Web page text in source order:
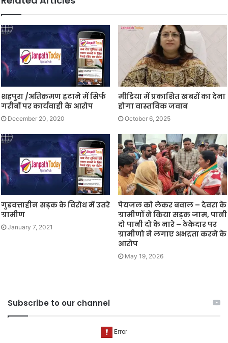
शहपुरा /अतिक्रमण हटाने में सिर्फ
गरीबों पर कार्यवाही के आरोप
December 20, 2020
मीडिया में प्रकाशित खबरों का देना
होगा वास्तविक जवाब
October 6, 2025
गुडवत्ताहीन सड़क के विरोध में उतरे
ग्रामीण
January 7, 2021
पेयजल को लेकर बवाल – देवरा के
ग्रामीणों ने किया सड़क जाम, पानी
दो पानी दो के नारे – ठेकेदार पर
ग्रामीणो ने लगाए अभद्रता करने के
आरोप
May 19, 2026
Subscribe to our channel